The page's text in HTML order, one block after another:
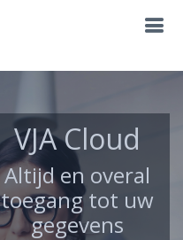
VJA Cloud
Altijd en overal
toegang tot uw
gegevens